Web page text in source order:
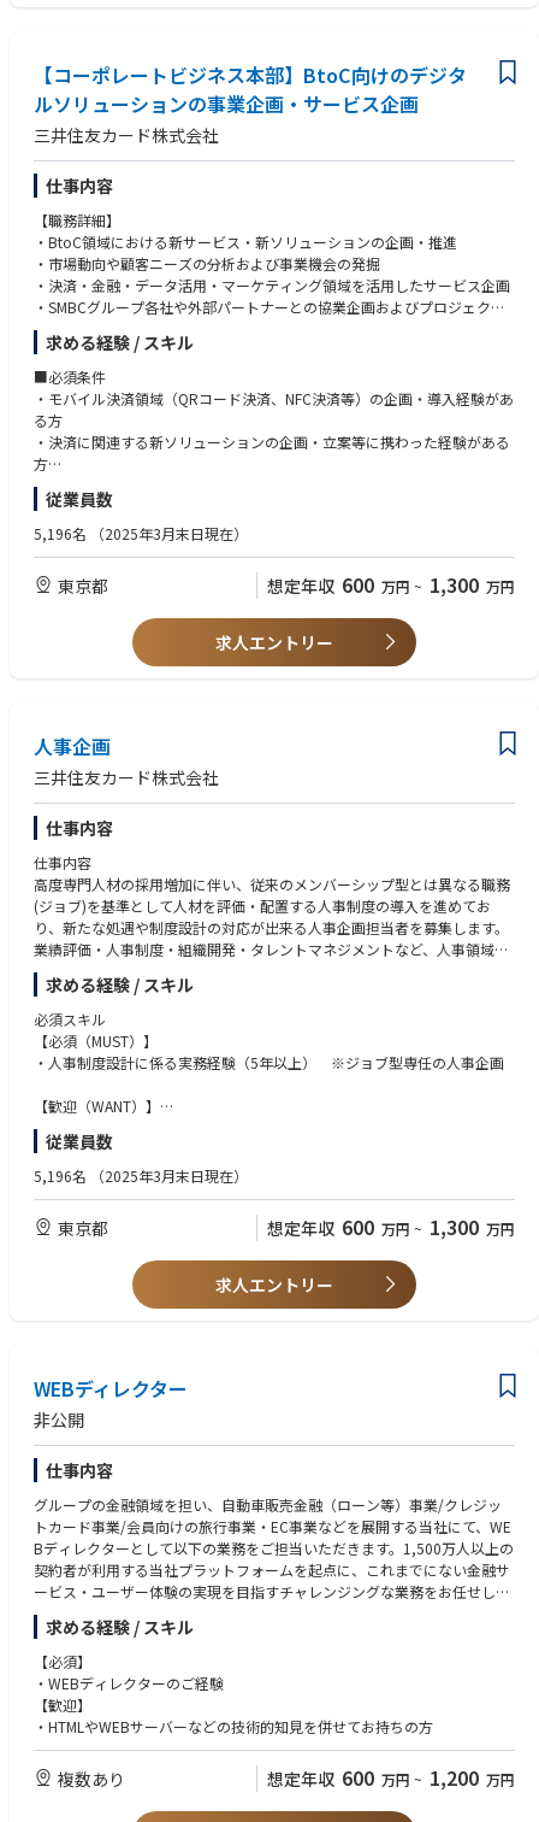
し、保険会社等では実現しにくい新たな保険サービスや顧客体験の創出に
挑戦できます。多様な顧客データを活用しながら、顧客理解に基づく戦略
立案から施策実行までを主導できる点が大きな魅力です。
＜「保険×決済×データ×Vポイント」による独自の事業フィールド＞
当社ならではの強みである決済・金融サービス基盤に加え、Vポイントや
データ活用基盤を組み合わせることで、保険会社等とは異なるアプローチ
で顧客価値を創出できます。保険商品そのものだけではなく、顧客との接
点設計やマーケティングモデルまで含めて新たなビジネスを構想できる環
境があります。
＜戦略立案から収益化まで、一気通貫で事業推進に携われます＞
保険事業の戦略策定、新サービス企画、保険会社とのアライアンス推進、
マーケティング・CRM施策の実行、収益化までを一気通貫で担うことがで
きます。特定領域のみを担当するのではなく、事業オーナーとして幅広い
裁量を持ちながらビジネス成長に貢献できるポジションです。
＜培った経験を、次世代の金融プラットフォーム事業へ広げられます＞
保険業界での商品企画、営業企画、事業企画、マーケティング等の経験を
活かしながら、プラットフォーム事業者の立場でより大きな事業インパク
トを生み出すことができます。保険だけに留まらず、決済、資産運用、ポ
イント、データ活用などを横断した事業開発に挑戦できるため、キャリア
策立案
2. アライアンス・商品企画
・保険会社、保険代理店、SMBCグループ各社との協業スキームの企画・
推進
・オリジナル保険商品、共同キャンペーン、会員向け特典・サービスの企
画
・提携先との条件交渉、プロジェクト推進、社内関係部署との調整
・商品・チャネル・顧客セグメントごとの収益性評価と改善提案
3. マーケティング・CRM
・Web広告、自社メディア、アプリ、メール、コールセンター等を組み合
わせた獲得施策の企画・実行
・会員データや取引データを活用したターゲットセグメント設計
・金融CRM施策、クロスユース拡大、リテンション、保全・フォローアッ
プ施策の推進
・各保険プロダクトのマーケティングプラン、キャンペーン、コンテンツ
企画
・施策実施後の効果検証、改善、レポーティング
4. 社内外プロジェクト推進
・保険ポータル開発、マーケティング、法務・コンプライアンス、システ
ム、オペレーション部門との連携
・保険会社・代理店・広告代理店・外部パートナーとのプロジェクトマネ
ジメント
点を活用し、保険をより身近で、わかりやすく、使いやすいサービスへ変
ーム側の事業開発・プロダクト開発に広げたい方にとって、大きな裁量と
成長機会のあるポジションです。
できます＞
三井住友カードが持つ国内有数の会員基盤、決済データ、顧客接点を活用
し、保険会社等では実現しにくい新たな保険サービスや顧客体験の創出に
挑戦できます。多様な顧客データを活用しながら、顧客理解に基づく戦略
立案から施策実行までを主導できる点が大きな魅力です。
＜「保険×決済×データ×Vポイント」による独自の事業フィールド＞
当社ならではの強みである決済・金融サービス基盤に加え、Vポイントや
データ活用基盤を組み合わせることで、保険会社等とは異なるアプローチ
で顧客価値を創出できます。保険商品そのものだけではなく、顧客との接
境があります。
＜戦略立案から収益化まで、一気通貫で事業推進に携われます＞
保険事業の戦略策定、新サービス企画、保険会社とのアライアンス推進、
マーケティング・CRM施策の実行、収益化までを一気通貫で担うことがで
きます。特定領域のみを担当するのではなく、事業オーナーとして幅広い
裁量を持ちながらビジネス成長に貢献できるポジションです。
＜培った経験を、次世代の金融プラットフォーム事業へ広げられます＞
保険業界での商品企画、営業企画、事業企画、マーケティング等の経験を
イント、データ活用などを横断した事業開発に挑戦できるため、キャリア
の幅を大きく広げることが可能です。
・BI、SQL、SAS等を用いた顧客分析・施策効果検証の経験
・金融機関・保険会社・広告代理店・コンサルティングファームでのプロ
ジェクトマネジメント経験
・チームリード、後輩育成、複数部門を巻き込んだ推進経験
・法令・コンプライアンス・保険募集管理に関する基本的な知識
【コーポレートビジネス本部】BtoC向けのデジタ
ルソリューションの事業企画・サービス企画
三井住友カード株式会社
仕事内容
【職務詳細】
・BtoC領域における新サービス・新ソリューションの企画・推進
・市場動向や顧客ニーズの分析および事業機会の発掘
・決済・金融・データ活用・マーケティング領域を活用したサービス企画
・SMBCグループ各社や外部パートナーとの協業企画およびプロジェクト
推進
■プロダクト例
・決済ソリューション（三井住友カード モバイル決済パッケージ）
http://vpass.jp/mkp/
■本ポジションの魅力
合わせながら新たなサービスやソリューションを企画できます。
・BtoC領域を中心に、市場ニーズや顧客課題を起点とした新たな価値創出
に挑戦できます。
・市場分析から企画立案、サービス開発・推進まで一貫して携わることが
できます。
携し、新たなサービスやビジネスの創出に携わることができます。
当社はこれまでクレジットカードや信販事業を中心に展開してきました
が、決済・金融・データ活用・マーケティングを組み合わせたソリューシ
ョンを通じて、お客様の事業成長や新たな価値創出を支援しています。
本ポジションでは、市場環境や顧客ニーズの分析をもとに、BtoC領域にお
ける新サービスやソリューションの企画・推進を担っていただきます。
と連携しながら、新たな顧客価値の創出やビジネスの拡大に取り組んでい
ただきます。
求める経験 / スキル
■必須条件
・モバイル決済領域（QRコード決済、NFC決済等）の企画・導入経験があ
る方
・決済に関連する新ソリューションの企画・立案等に携わった経験がある
方
・IT、決済、金融、コンサルティング領域の経験をお持ちの方
■歓迎条件
従業員数
5,196名 （2025年3月末日現在）
東京都 想定年収 600 万円 ~ 1,300 万円
求人エントリー
人事企画
三井住友カード株式会社
仕事内容
仕事内容
高度専門人材の採用増加に伴い、従来のメンバーシップ型とは異なる職務
(ジョブ)を基準として人材を評価・配置する人事制度の導入を進めてお
り、新たな処遇や制度設計の対応が出来る人事企画担当者を募集します。
業績評価・人事制度・組織開発・タレントマネジメントなど、人事領域に
対して幅広く担当し、社内にベストプラクティスがまだないヒトに関わる
課題と向き合い、担当組織の成長を通じた企業変革を強力に推進いただけ
る方を募集します。
【職務詳細】
・人材戦略/諸制度の企画立案、運用
・人件費予算・人員計画の編成および運用管理
・経営戦略に基づいて組織の成長に必要な制度の設計や企画を行う役割を
・組織課題を分析し、解決策を提案・実行する能力が求めらるため、戦略
的な思考を活かし、組織の未来をデザインすることが可能。
求める経験 / スキル
必須スキル
【必須（MUST）】
・人事制度設計に係る実務経験（5年以上） ※ジョブ型専任の人事企画
【歓迎（WANT）】
・ジョブ型人事制度の設計・導入・運用経験
・人事領域における制度設計・評価・労政に携わる経験
・人事系プロジェクトマネジメント経験
従業員数
5,196名 （2025年3月末日現在）
東京都 想定年収 600 万円 ~ 1,300 万円
求人エントリー
WEBディレクター
非公開
仕事内容
グループの金融領域を担い、自動車販売金融（ローン等）事業/クレジッ
トカード事業/会員向けの旅行事業・EC事業などを展開する当社にて、WE
Bディレクターとして以下の業務をご担当いただきます。1,500万人以上の
契約者が利用する当社プラットフォームを起点に、これまでにない金融サ
ービス・ユーザー体験の実現を目指すチャレンジングな業務をお任せした
いと考えております。
【業務詳細】
・KPIマネジメントやデータ分析を通じたWEB/アプリの運用・グロース牽
引
・金融系プロダクトの企画、検討や予算管理、仕様・要件決定や優先順位
・開発会社/制作会社のPMと連携を行ったサービス開発のディレクション
など
求める経験 / スキル
【必須】
・WEBディレクターのご経験
【歓迎】
・HTMLやWEBサーバーなどの技術的知見を併せてお持ちの方
複数あり 想定年収 600 万円 ~ 1,200 万円